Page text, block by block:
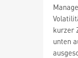
kurzer
unten